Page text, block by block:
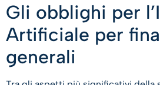
Gli obblighi per
Artificiale per
generali